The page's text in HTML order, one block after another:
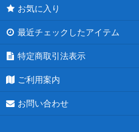
お気に入り
最近チェックしたアイテム
特定商取引法表示
ご利用案内
お問い合わせ